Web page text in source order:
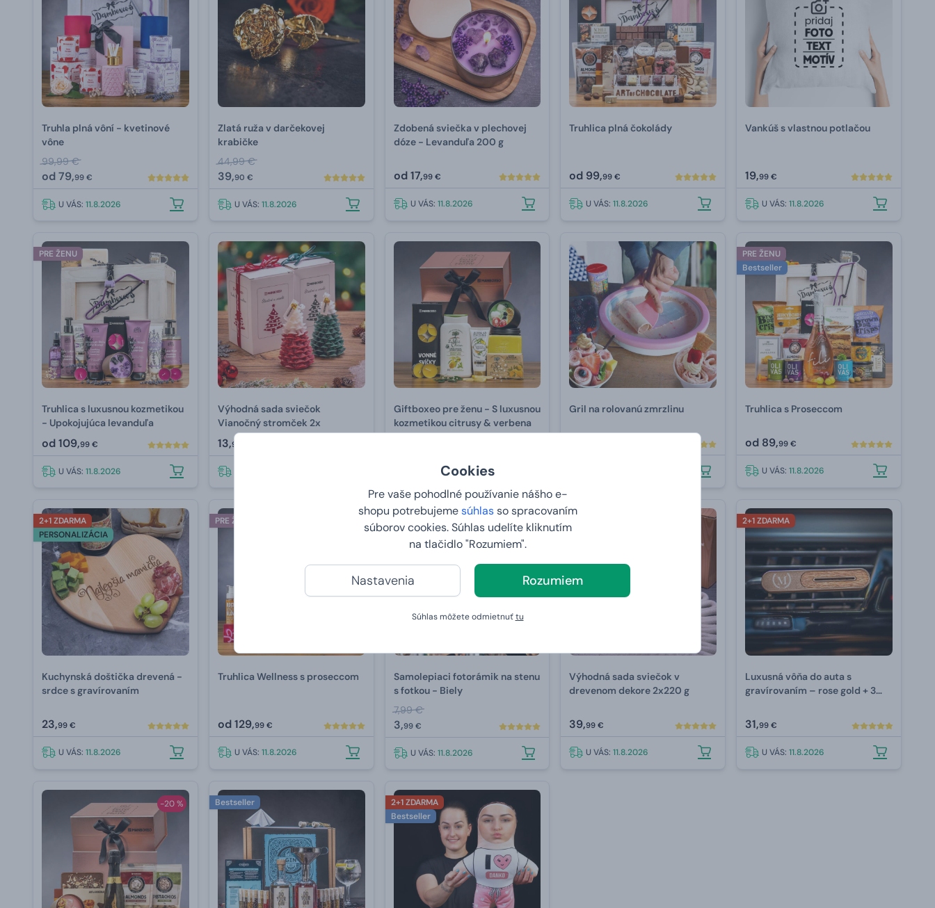
Cookies
Pre vaše pohodlné používanie nášho e-
shopu potrebujemesúhlasso spracovaním
súborov cookies. Súhlas udelíte kliknutím
na tlačidlo "Rozumiem".
Nastavenia Rozumiem
Súhlas môžete odmietnuťtu
Truhla plná vôní - kvetinové
vône
99,99 €
od79,99 €
U VÁS: 11.8.2026
Zlatá ruža v darčekovej
krabičke
44,99 €
39,90 €
U VÁS: 11.8.2026
Zdobená sviečka v plechovej
dóze - Levanduľa 200 g
od17,99 €
U VÁS: 11.8.2026
Truhlica plná čokolády
od 99,99 €
U VÁS:11.8.2026
Vankúš s vlastnou potlačou
19,99 €
U VÁS:11.8.2026
PRE ŽENU
Truhlica s luxusnou kozmetikou
- Upokojujúca levanduľa
od109,99 €
U VÁS: 11.8.2026
Výhodná sada sviečok
Vianočný stromček 2x
13,99 €
Giftboxeo pre ženu - S luxusnou
kozmetikou citrusy & verbena
11.8.2026
Gril na rolovanú zmrzlinu
PRE ŽENU
Bestseller
Truhlica s Proseccom
od 89,99 €
U VÁS:11.8.2026
2+1 ZDARMA
PERSONALIZÁCIA
Kuchynská doštička drevená -
srdce s gravírovaním
23,99 €
U VÁS: 11.8.2026
PRE ŽENU
Truhlica Wellness s proseccom
od129,99 €
U VÁS: 11.8.2026
Novinka
Bestseller
Samolepiaci fotorámik na stenu
s fotkou - Biely
7,99 €
3,99 €
U VÁS: 11.8.2026
Výhodná sada sviečok v
drevenom dekore 2x220 g
39,99 €
U VÁS:11.8.2026
2+1 ZDARMA
Luxusná vôňa do auta s
gravírovaním –⁠ rose gold + 3
31,99 €
U VÁS:11.8.2026
-20 % Bestseller
2+1 ZDARMA
Bestseller